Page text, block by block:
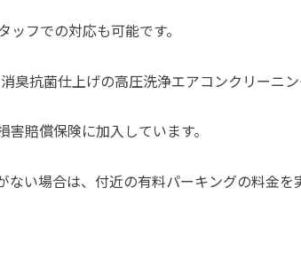
フでの対応も可能です。
臭抗菌仕上げの高圧洗浄エアコンクリーニ
賠償保険に加入しています。
い場合は、付近の有料パーキングの料金を